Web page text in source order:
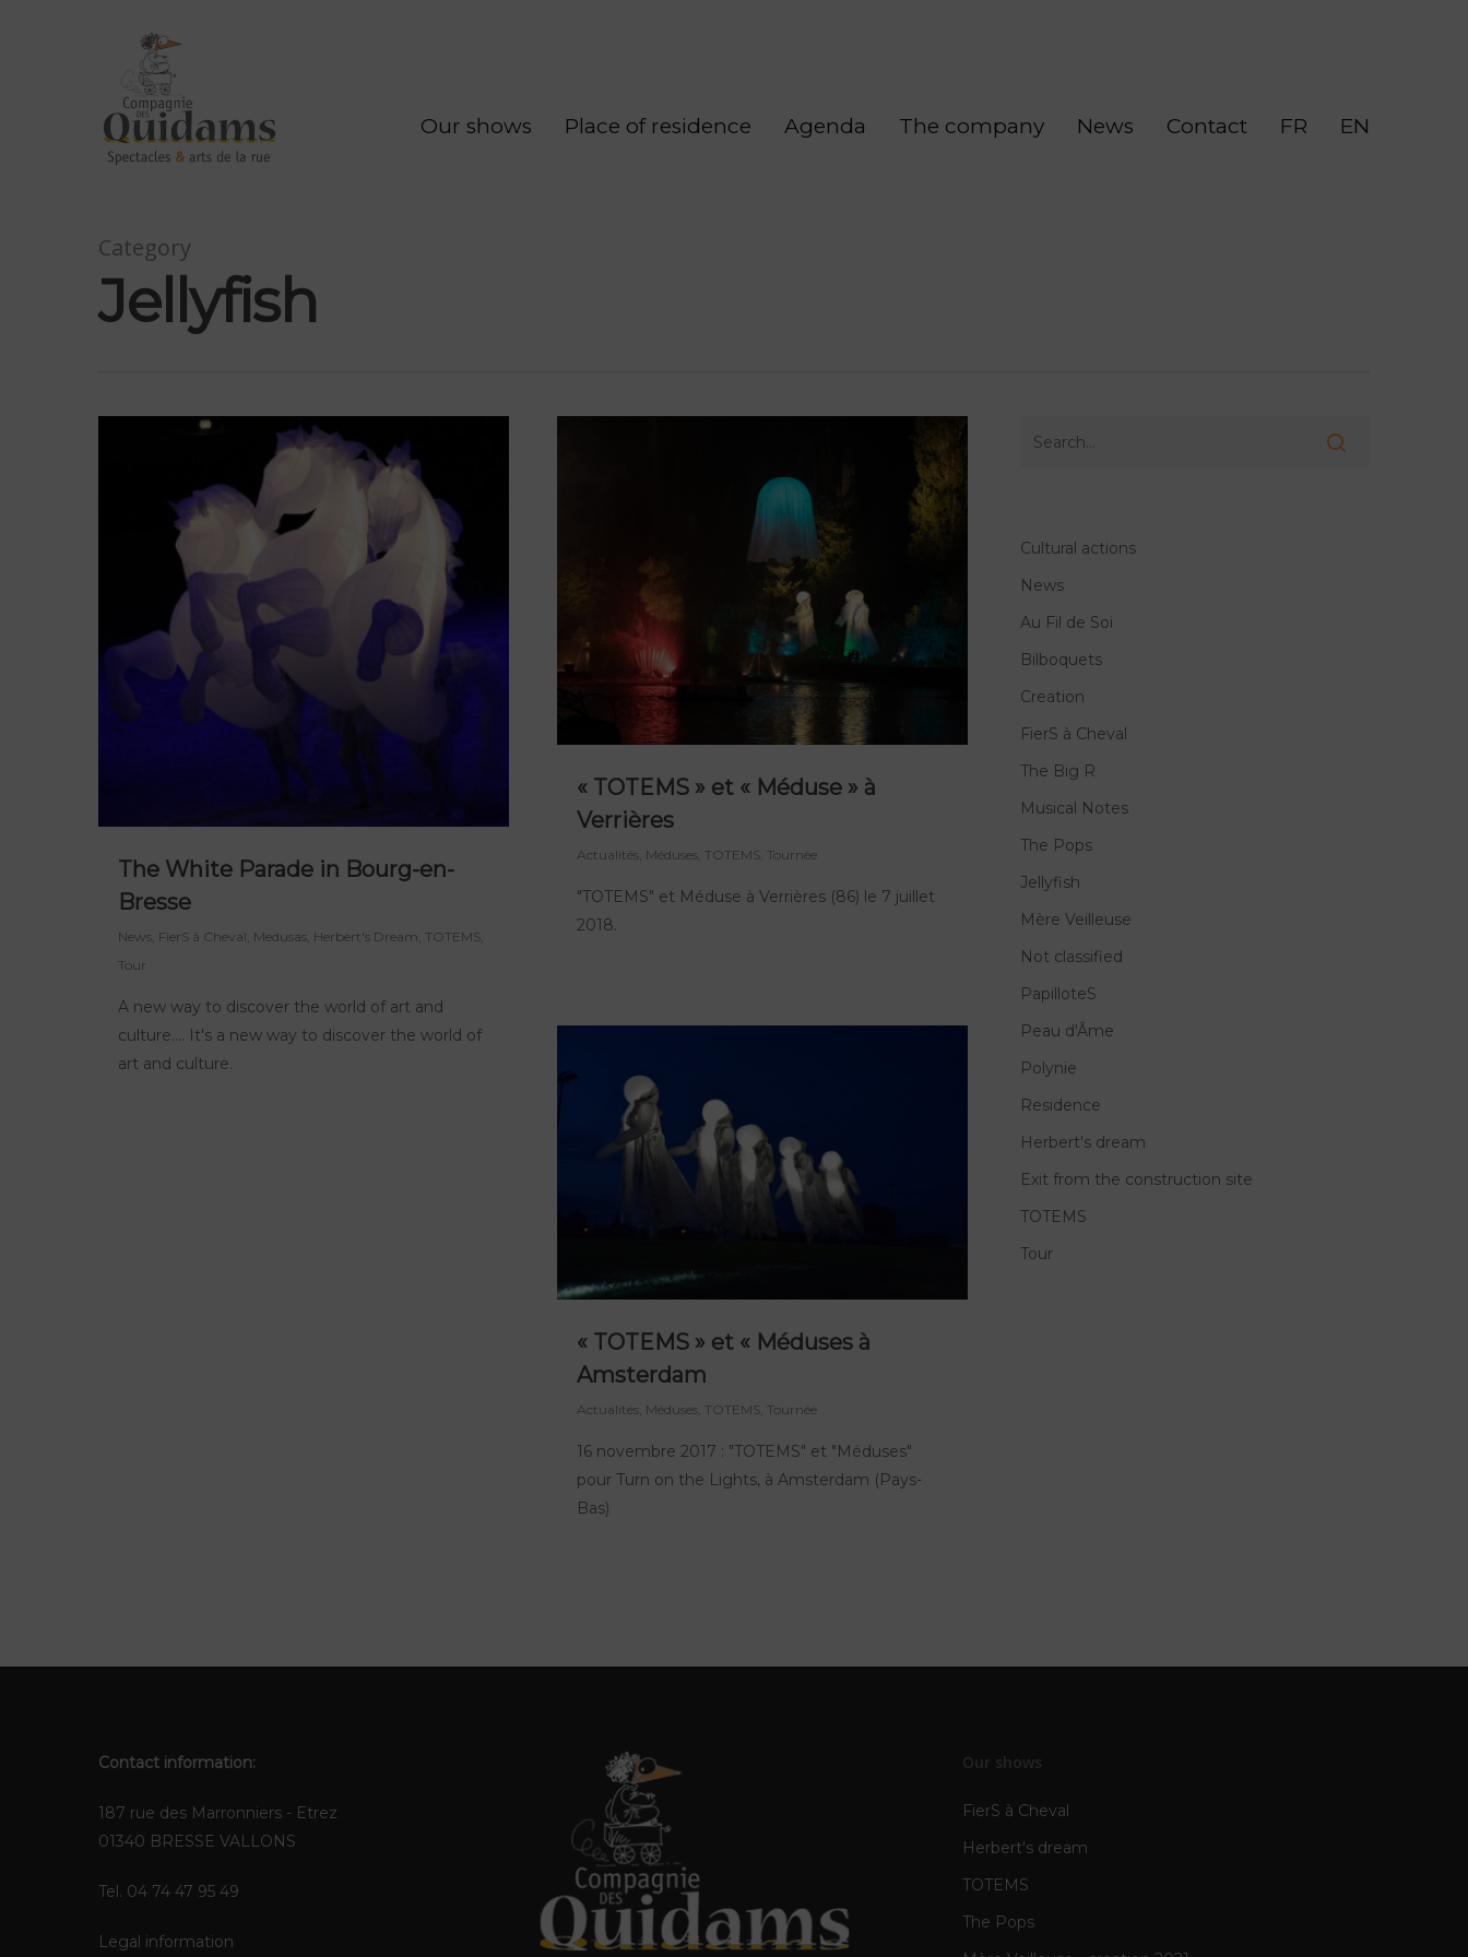
Our shows Place of residence Agenda The company News Contact FR EN
Category
Jellyfish
The White Parade in Bourg-en-
Bresse
News , FierS à Cheval, Medusas Herbert's Dream TOTEMS
Tour
A new way to discover the world of art and
culture.... It's a new way to discover the world of
art and culture.
« TOTEMS » et « Méduse » à
Verrières
Actualités Méduses TOTEMS Tournée
"TOTEMS" et Méduse à Verrières (86) le 7 juillet
2018.
« TOTEMS » et « Méduses à
Amsterdam
Actualités Méduses TOTEMS Tournée
16 novembre 2017 : "TOTEMS" et "Méduses"
pour Turn on the Lights, à Amsterdam (Pays-
Bas)
Cultural actions
News
Au Fil de Soi
Bilboquets
Creation
FierS à Cheval
The Big R
Musical Notes
The Pops
Jellyfish
Mère Veilleuse
Not classified
PapilloteS
Peau d'Âme
Polynie
Residence
Herbert's dream
Exit from the construction site
TOTEMS
Tour
Contact information:
187 rue des Marronniers - Etrez
01340 BRESSE VALLONS
Tel. 04 74 47 95 49
Legal information
Our shows
FierS à Cheval
Herbert's dream
TOTEMS
The Pops